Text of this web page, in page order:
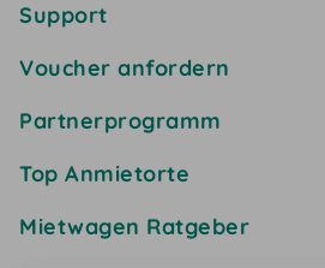
Support
Voucher anfordern
Partnerprogramm
Top Anmietorte
Mietwagen Ratgeber